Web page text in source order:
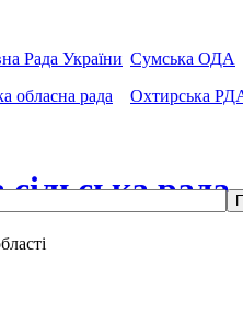
Рада України
обласна рада
Сумська ОДА
Охтирська
рада